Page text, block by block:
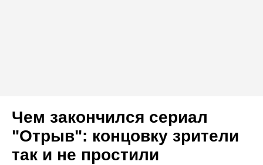
Чем закончился сериал
"Отрыв": концовку зрители
так и не простили